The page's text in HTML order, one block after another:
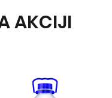
AKCIJI